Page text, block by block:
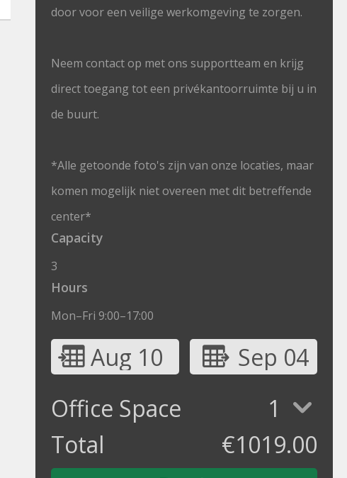
door voor een veilige werkomgeving te zorgen.
Neem contact op met ons supportteam en krijg
direct toegang tot een privékantoorruimte bij u in
de buurt.
*Alle getoonde foto's zijn van onze locaties, maar
komen mogelijk niet overeen met dit betreffende
center*
Capacity
3
Hours
Mon–Fri 9:00–17:00
Aug 10
Sep 04
Office Space
1
Total
€1019.00